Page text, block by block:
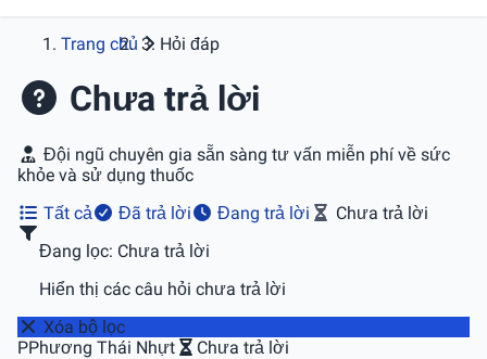
Trang chủ Hỏi đáp
Chưa trả lời
Đội ngũ chuyên gia sẵn sàng tư vấn miễn phí về sức
khỏe và sử dụng thuốc
Tất cả
Đã trả lời Đang trả lời
Chưa trả lời
Đang lọc: Chưa trả lời
Hiển thị các câu hỏi chưa trả lời
Xóa bộ lọc
PPhương Thái Nhựt Chưa trả lời